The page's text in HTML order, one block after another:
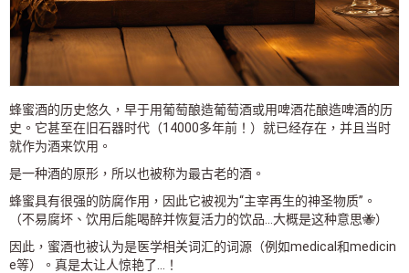
蜂蜜酒的历史悠久，早于用葡萄酿造葡萄酒或用啤酒花酿造啤酒的历
史。它甚至在旧石器时代（14000多年前！）就已经存在，并且当时
就作为酒来饮用。
是一种酒的原形，所以也被称为最古老的酒。
蜂蜜具有很强的防腐作用，因此它被视为“主宰再生的神圣物质”。
（不易腐坏、饮用后能喝醉并恢复活力的饮品...大概是这种意思🐝）
因此，蜜酒也被认为是医学相关词汇的词源（例如medical和medicin
e等）。真是太让人惊艳了...！